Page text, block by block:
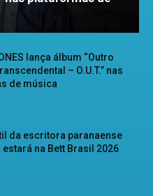
lança álbum “Outro
– O.U.T.” nas
de música
da escritora paranaense
estará na Bett Brasil 2026